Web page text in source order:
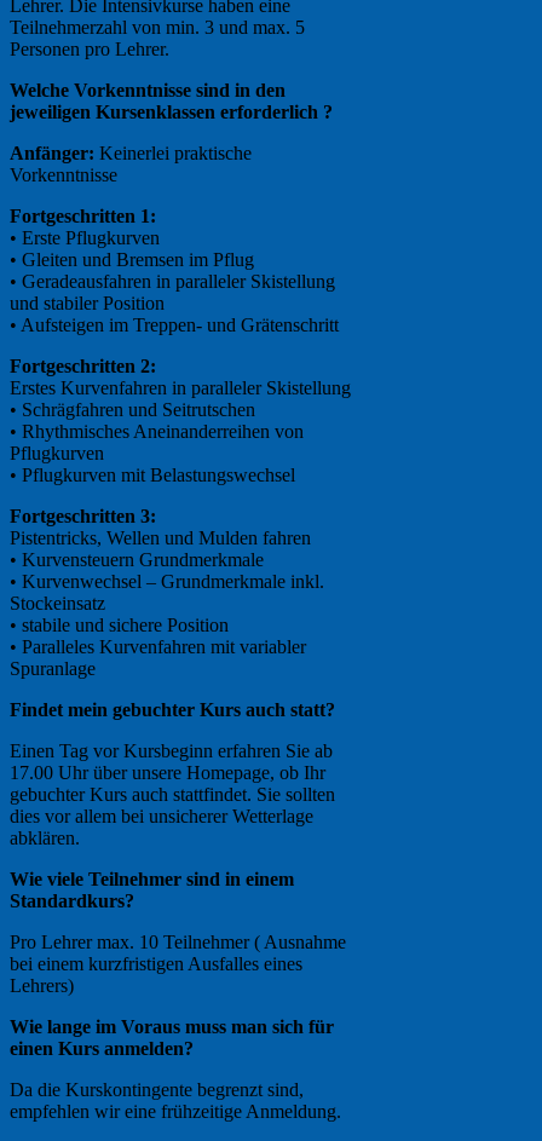
Lehrer. Die Intensivkurse haben eine
Teilnehmerzahl von min. 3 und max. 5
Personen pro Lehrer.
Welche Vorkenntnisse sind in den
jeweiligen Kursenklassen erforderlich ?
Anfänger: Keinerlei praktische
Vorkenntnisse
Fortgeschritten 1:
• Erste Pflugkurven
• Gleiten und Bremsen im Pflug
• Geradeausfahren in paralleler Skistellung
und stabiler Position
• Aufsteigen im Treppen- und Grätenschritt
Fortgeschritten 2:
Erstes Kurvenfahren in paralleler Skistellung
• Schrägfahren und Seitrutschen
• Rhythmisches Aneinanderreihen von
Pflugkurven
• Pflugkurven mit Belastungswechsel
Fortgeschritten 3:
Pistentricks, Wellen und Mulden fahren
• Kurvensteuern Grundmerkmale
• Kurvenwechsel – Grundmerkmale inkl.
Stockeinsatz
• stabile und sichere Position
• Paralleles Kurvenfahren mit variabler
Spuranlage
Findet mein gebuchter Kurs auch statt?
Einen Tag vor Kursbeginn erfahren Sie ab
17.00 Uhr über unsere Homepage, ob Ihr
gebuchter Kurs auch stattfindet. Sie sollten
dies vor allem bei unsicherer Wetterlage
abklären.
Wie viele Teilnehmer sind in einem
Standardkurs?
Pro Lehrer max. 10 Teilnehmer ( Ausnahme
bei einem kurzfristigen Ausfalles eines
Lehrers)
Wie lange im Voraus muss man sich für
einen Kurs anmelden?
Da die Kurskontingente begrenzt sind,
empfehlen wir eine frühzeitige Anmeldung.